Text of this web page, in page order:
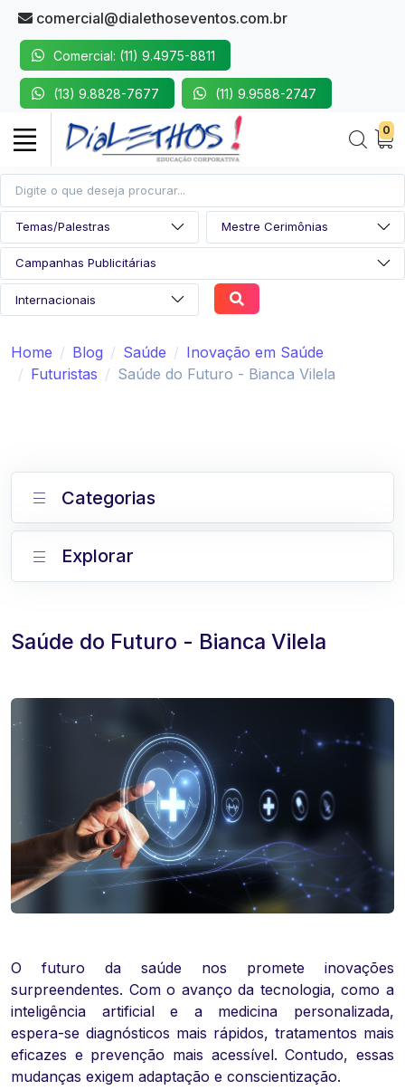
comercial@dialethoseventos.com.br
Comercial: (11) 9.4975-8811
(13) 9.8828-7677 (11) 9.9588-2747
0
Home Blog Saúde
Inovação em Saúde
Futuristas
Saúde do Futuro - Bianca Vilela
Saúde do Futuro - Bianca Vilela
O futuro da saúde nos promete inovações
surpreendentes. Com o avanço da tecnologia, como a
inteligência artificial e a medicina personalizada,
espera-se diagnósticos mais rápidos, tratamentos mais
eficazes e prevenção mais acessível. Contudo, essas
mudanças exigem adaptação e conscientização.
Categorias
Explorar